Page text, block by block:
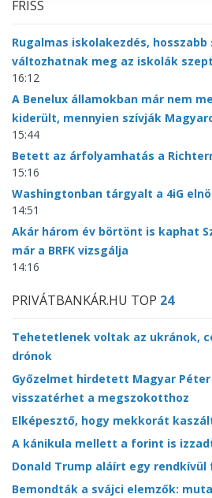
FRISS
Rugalmas iskolakezdés,
változhatnak meg az iskolák
16:12
A Benelux államokban már nem
kiderült, mennyien szívják
15:44
Betett az árfolyamhatás a
15:16
Washingtonban tárgyalt a 4iG
14:51
Akár három év börtönt is kaphat
már a BRFK vizsgálja
14:16
PRIVÁTBANKÁR.HU TOP 24
Tehetetlenek voltak az ukránok,
drónok
Győzelmet hirdetett Magyar
visszatérhet a megszokotthoz
Elképesztő, hogy mekkorát
A kánikula mellett a forint is
Donald Trump aláírt egy
Bemondták a svájci elemzők: